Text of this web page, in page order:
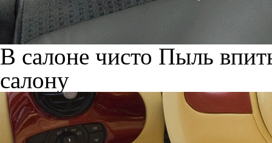
В салоне чисто Пыль
салону